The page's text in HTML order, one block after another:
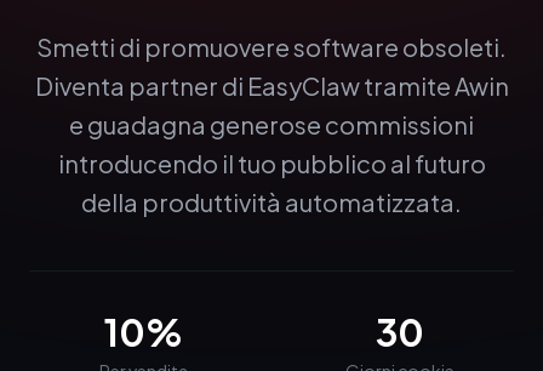
Smetti di promuovere software obsoleti.
Diventa partner di EasyClaw tramite Awin
e guadagna generose commissioni
introducendo il tuo pubblico al futuro
della produttività automatizzata.
10% 30